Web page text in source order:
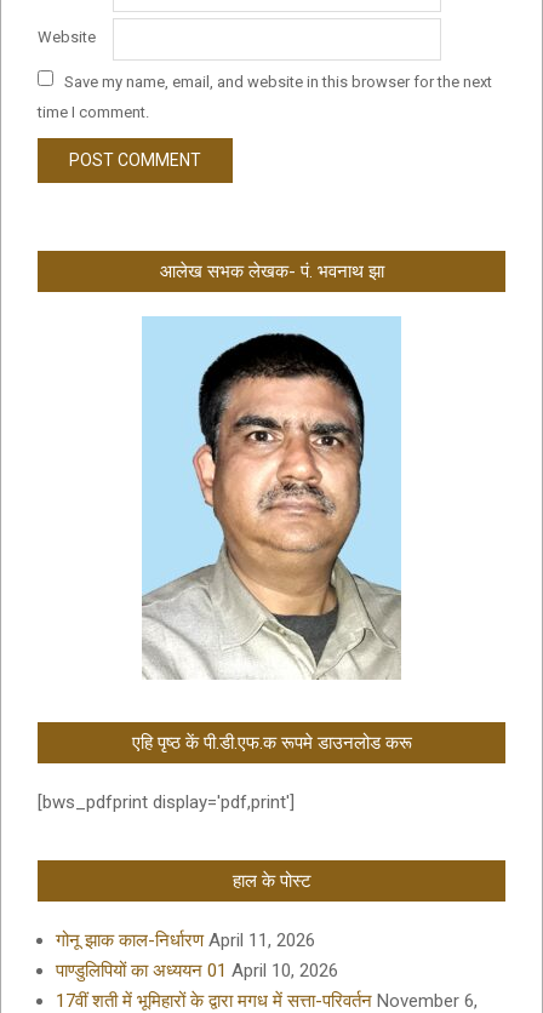
Website
Save my name, email, and website in this browser for the next
time I comment.
आलेख सभक लेखक- पं. भवनाथ झा
एहि पृष्ठ कें पी.डी.एफ.क रूपमे डाउनलोड करू
[bws_pdfprint display='pdf,print']
हाल के पोस्ट
गोनू झाक काल-निर्धारण April 11, 2026
पाण्डुलिपियों का अध्ययन 01 April 10, 2026
17वीं शती में भूमिहारों के द्वारा मगध में सत्ता-परिवर्तन November 6,